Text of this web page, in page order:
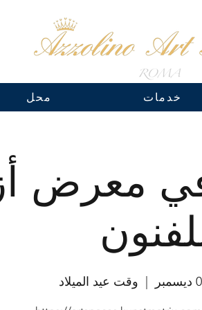
محل خدمات
في معرض
وقت عيد الميلاد